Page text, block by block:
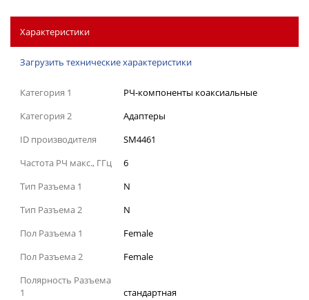
Характеристики
Загрузить технические характеристики
Категория 1
РЧ-компоненты коаксиальные
Категория 2
Адаптеры
ID производителя
SM4461
Частота РЧ макс., ГГц
6
Тип Разъема 1
N
Тип Разъема 2
N
Пол Разъема 1
Female
Пол Разъема 2
Female
Полярность Разъема
1
стандартная